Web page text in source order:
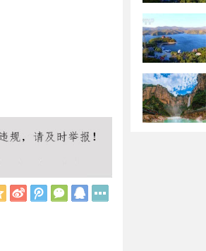
Q
新
浪
腾
讯
微
信
Q